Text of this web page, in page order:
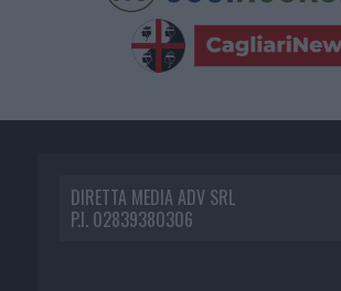
DIRETTA MEDIA ADV SRL
P.I. 02839380306